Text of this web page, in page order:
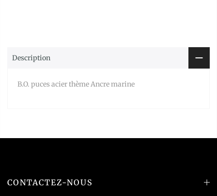
Description
B.O. puces acier thème Ancre marine
CONTACTEZ-NOUS